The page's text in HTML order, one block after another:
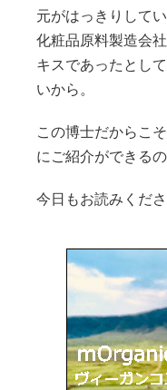
元がはっきりして
化粧品原料製造会
キスであったとし
いから。
この博士だからこ
にご紹介ができる
今日もお読みくだ